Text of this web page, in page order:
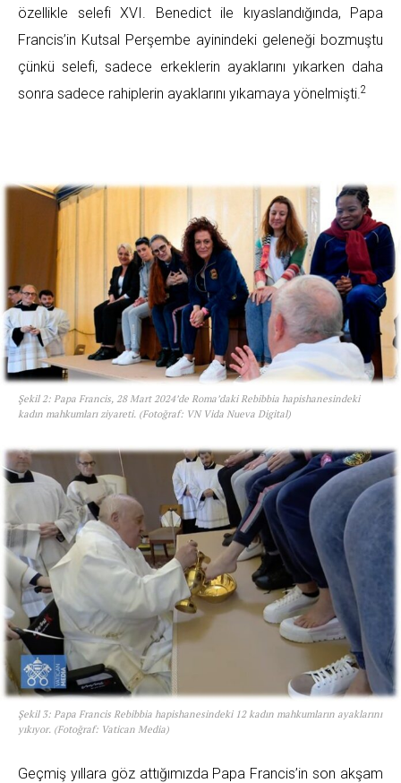
özellikle selefi XVI. Benedict ile kıyaslandığında, Papa
Francis’in Kutsal Perşembe ayinindeki geleneği bozmuştu
çünkü selefi, sadece erkeklerin ayaklarını yıkarken daha
sonra sadece rahiplerin ayaklarını yıkamaya yönelmişti. 2
Şekil 2: Papa Francis, 28 Mart 2024’de Roma’daki Rebibbia hapishanesindeki
kadın mahkumları ziyareti. (Fotoğraf: VN Vida Nueva Digital)
Şekil 3: Papa Francis Rebibbia hapishanesindeki 12 kadın mahkumların ayaklarını
yıkıyor. (Fotoğraf: Vatican Media)
Geçmiş yıllara göz attığımızda Papa Francis’in son akşam